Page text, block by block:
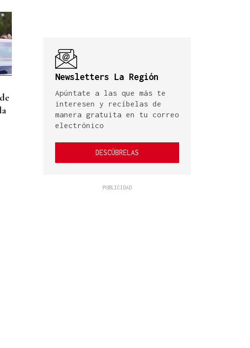
Newsletters La Región
Apúntate a las que más te
interesen y recíbelas de
manera gratuita en tu correo
electrónico
DESCÚBRELAS